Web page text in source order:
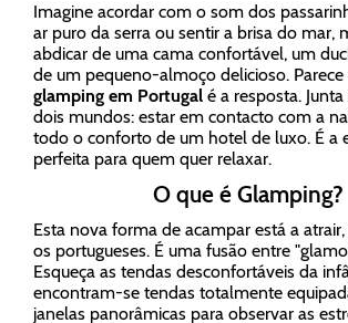
Imagine acordar com o som dos
ar puro da serra ou sentir a brisa do mar,
abdicar de uma cama confortável, um
de um pequeno-almoço delicioso.
glamping em Portugal é a resposta.
dois mundos: estar em contacto com a
todo o conforto de um hotel de luxo. É a
perfeita para quem quer relaxar.
O que é Glamping?
Esta nova forma de acampar está a
os portugueses. É uma fusão entre
Esqueça as tendas desconfortáveis da
encontram-se tendas totalmente
janelas panorâmicas para observar as